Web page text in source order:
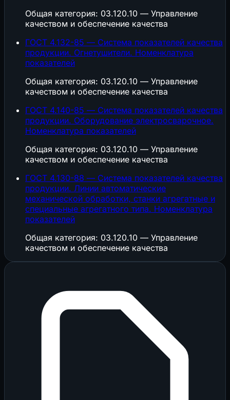
Общая категория: 03.120.10 — Управление
качеством и обеспечение качества
ГОСТ 4.132-85 — Система показателей качества
продукции. Огнетушители. Номенклатура
показателей
Общая категория: 03.120.10 — Управление
качеством и обеспечение качества
ГОСТ 4.140-85 — Система показателей качества
продукции. Оборудование электросварочное.
Номенклатура показателей
Общая категория: 03.120.10 — Управление
качеством и обеспечение качества
ГОСТ 4.130-88 — Система показателей качества
продукции. Линии автоматические
механической обработки, станки агрегатные и
специальные агрегатного типа. Номенклатура
показателей
Общая категория: 03.120.10 — Управление
качеством и обеспечение качества